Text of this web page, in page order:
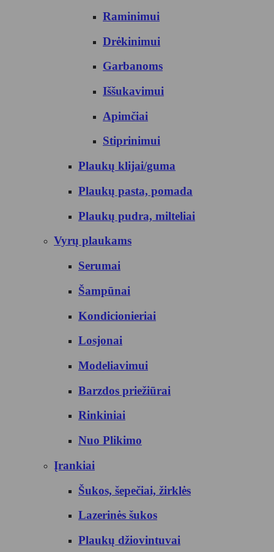
Raminimui
Drėkinimui
Garbanoms
Iššukavimui
Apimčiai
Stiprinimui
Plaukų klijai/guma
Plaukų pasta, pomada
Plaukų pudra, milteliai
Vyrų plaukams
Serumai
Šampūnai
Kondicionieriai
Losjonai
Modeliavimui
Barzdos priežiūrai
Rinkiniai
Nuo Plikimo
Įrankiai
Šukos, šepečiai, žirklės
Lazerinės šukos
Plaukų džiovintuvai